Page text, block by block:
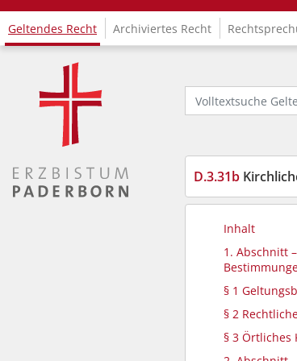
Logo Fachinformationssystem Kirchenrecht
Geltendes Recht Archiviertes Recht
Volltextsuche
D.3.31b Kirchliches
Inhalt
1. Abschnitt
§ 1
§ 2
§ 3 Örtliches